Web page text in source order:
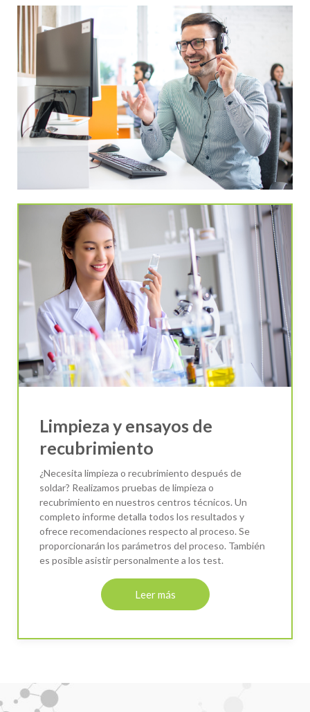
Limpieza y ensayos de
recubrimiento
¿Necesita limpieza o recubrimiento después de
soldar? Realizamos pruebas de limpieza o
recubrimiento en nuestros centros técnicos. Un
completo informe detalla todos los resultados y
ofrece recomendaciones respecto al proceso. Se
proporcionarán los parámetros del proceso. También
es posible asistir personalmente a los test.
Leer más